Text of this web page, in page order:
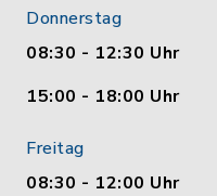
Donnerstag
08:30 - 12:30 Uhr
15:00 - 18:00 Uhr
Freitag
08:30 - 12:00 Uhr